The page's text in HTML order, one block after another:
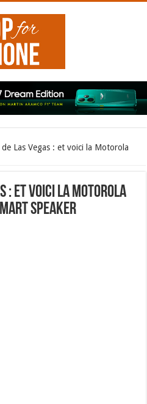
Las Vegas : et voici la Motorola
: et voici la Motorola
Speaker